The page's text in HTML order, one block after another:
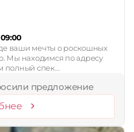
ваши мечты о роскошных
Мы находимся по адресу
полный спек…
предложение